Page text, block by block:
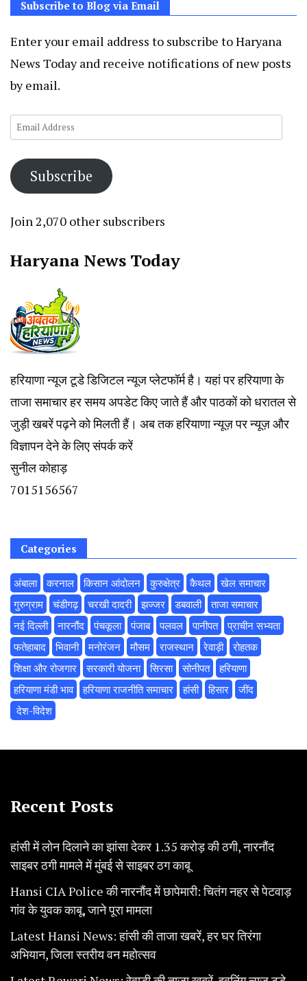
Subscribe to Blog via Email
Enter your email address to subscribe to Haryana
News Today and receive notifications of new posts
by email.
Email
Subscribe
Join 2,070 other subscribers
Haryana News Today
हरियाणा न्यूज टूडे डिजिटल न्यूज प्लेटफॉर्म है। यहां पर हरियाणा के
ताजा समाचार हर समय अपडेट किए जाते हैं और पाठकों को धरातल से
जुड़ी खबरें पढ़ने को मिलती हैं। अब तक हरियाणा न्यूज़ पर न्यूज़ और
विज्ञापन देने के लिए संपर्क करें
सुनील कोहाड़
7015156567
Categories
अंबाला करनाल किसान आंदोलन कुरुक्षेत्र कैथल
खेल समाचार
गुरुग्राम
चंडीगढ़ चरखी दादरी झज्जर डबवाली
ताजा समाचार
नई दिल्ली
नारनौंद पंचकूला पंजाब पलवल पानीपत
प्राचीन सभ्यता
फतेहाबाद
भिवानी मनोरंजन मौसम राजस्थान रेवाड़ी
रोहतक
शिक्षा और रोजगार
सरकारी योजना सिरसा सोनीपत
हरियाणा
हरियाणा मंडी भाव
हरियाणा राजनीति समाचार हांसी हिसार
‌जींद
‌ देश-विदेश
Recent Posts
हांसी में लोन दिलाने का झांसा देकर 1.35 करोड़ की ठगी, नारनौंद
साइबर ठगी मामले में मुंबई से साइबर ठग काबू
Hansi CIA Police की नारनौंद में छापेमारी: चितंग नहर से पेटवाड़
गांव के युवक काबू, जाने पूरा मामला
Latest Hansi News: हांसी की ताजा खबरें, हर घर तिरंगा
अभियान, जिला स्तरीय वन महोत्सव